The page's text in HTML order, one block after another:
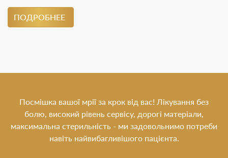
ПОДРОБНЕЕ
Посмішка вашої мрії за крок від вас! Лікування без
болю, високий рівень сервісу, дорогі матеріали,
максимальна стерильність - ми задовольнимо потреби
навіть найвибагливішого пацієнта.